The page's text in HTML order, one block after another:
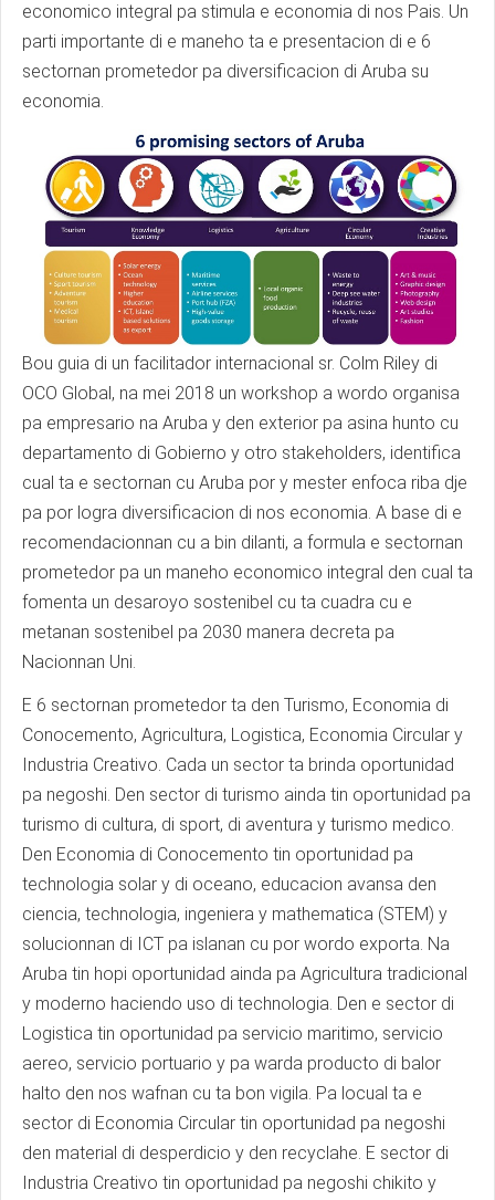
economico integral pa stimula e economia di nos Pais. Un
parti importante di e maneho ta e presentacion di e 6
sectornan prometedor pa diversificacion di Aruba su
economia.
Bou guia di un facilitador internacional sr. Colm Riley di
OCO Global, na mei 2018 un workshop a wordo organisa
pa empresario na Aruba y den exterior pa asina hunto cu
departamento di Gobierno y otro stakeholders, identifica
cual ta e sectornan cu Aruba por y mester enfoca riba dje
pa por logra diversificacion di nos economia. A base di e
recomendacionnan cu a bin dilanti, a formula e sectornan
prometedor pa un maneho economico integral den cual ta
fomenta un desaroyo sostenibel cu ta cuadra cu e
metanan sostenibel pa 2030 manera decreta pa
Nacionnan Uni.
E 6 sectornan prometedor ta den Turismo, Economia di
Conocemento, Agricultura, Logistica, Economia Circular y
Industria Creativo. Cada un sector ta brinda oportunidad
pa negoshi. Den sector di turismo ainda tin oportunidad pa
turismo di cultura, di sport, di aventura y turismo medico.
Den Economia di Conocemento tin oportunidad pa
technologia solar y di oceano, educacion avansa den
ciencia, technologia, ingeniera y mathematica (STEM) y
solucionnan di ICT pa islanan cu por wordo exporta. Na
Aruba tin hopi oportunidad ainda pa Agricultura tradicional
y moderno haciendo uso di technologia. Den e sector di
Logistica tin oportunidad pa servicio maritimo, servicio
aereo, servicio portuario y pa warda producto di balor
halto den nos wafnan cu ta bon vigila. Pa locual ta e
sector di Economia Circular tin oportunidad pa negoshi
den material di desperdicio y den recyclahe. E sector di
Industria Creativo tin oportunidad pa negoshi chikito y